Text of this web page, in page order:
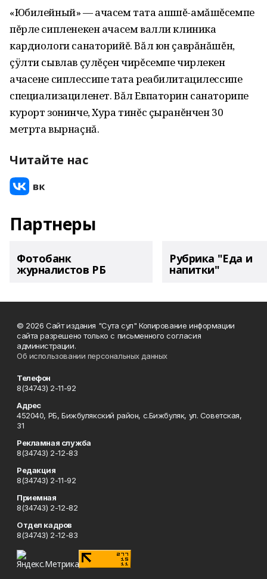
«Юбилейный» — ачасем тата ашшĕ-амăшĕсемпе
пĕрле сипленекен ачасем валли клиника
кардиологи санаторийĕ. Вăл юн çаврăнăшĕн,
çÿлти сывлав çулĕçен чирĕсемпе чирлекен
ачасене сиплессипе тата реабилитацилессипе
специализациленет. Вăл Евпаторин санаторипе
курорт зонинче, Хура тинĕс çыранĕнчен 30
метрта вырнаçнă.
Читайте нас
Партнеры
Фотобанк
журналистов РБ
Рубрика "Еда и
напитки"
© 2026 Сайт издания "Сута сул" Копирование информации
сайта разрешено только с письменного согласия
администрации.
Об использовании персональных данных
Телефон
8(34743) 2-11-92
Адрес
452040, РБ, Бижбулякский район, с.Бижбуляк, ул. Советская,
31
Рекламная служба
8(34743) 2-12-83
Редакция
8(34743) 2-11-92
Приемная
8(34743) 2-12-82
Отдел кадров
8(34743) 2-12-83